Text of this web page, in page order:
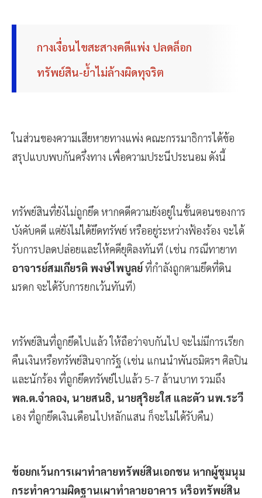
กางเงื่อนไขสะสางคดีแพ่ง ปลดล็อก
ทรัพย์สิน-ย้ำไม่ล้างผิดทุจริต
ในส่วนของความเสียหายทางแพ่ง คณะกรรมาธิการได้ข้อ
สรุปแบบพบกันครึ่งทาง เพื่อความประนีประนอม ดังนี้
ทรัพย์สินที่ยังไม่ถูกยึด หากคดีความยังอยู่ในขั้นตอนของการ
บังคับคดี แต่ยังไม่ได้ยึดทรัพย์ หรืออยู่ระหว่างฟ้องร้อง จะได้
รับการปลดปล่อยและให้คดียุติลงทันที (เช่น กรณีทายาท
อาจารย์สมเกียรติ พงษ์ไพบูลย์ที่กำลังถูกตามยึดที่ดิน
มรดก จะได้รับการยกเว้นทันที)
ทรัพย์สินที่ถูกยึดไปแล้ว ให้ถือว่าจบกันไป จะไม่มีการเรียก
คืนเงินหรือทรัพย์สินจากรัฐ (เช่น แกนนำพันธมิตรฯ ศิลปิน
และนักร้อง ที่ถูกยึดทรัพย์ไปแล้ว 5-7 ล้านบาท รวมถึง
พล.ต.จำลอง, นายสนธิ, นายสุริยะใส และตัว นพ.ระวี
เอง ที่ถูกยึดเงินเดือนไปหลักแสน ก็จะไม่ได้รับคืน)
ข้อยกเว้นการเผาทำลายทรัพย์สินเอกชน หากผู้ชุมนุม
กระทำความผิดฐานเผาทำลายอาคาร หรือทรัพย์สิน